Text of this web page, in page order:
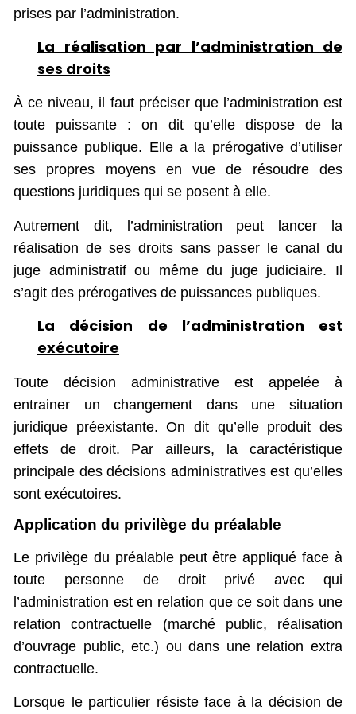
prises par l’administration.
La réalisation par l’administration de
ses droits
À ce niveau, il faut préciser que l’administration est
toute puissante : on dit qu’elle dispose de la
puissance publique. Elle a la prérogative d’utiliser
ses propres moyens en vue de résoudre des
questions juridiques qui se posent à elle.
Autrement dit, l’administration peut lancer la
réalisation de ses droits sans passer le canal du
juge administratif ou même du juge judiciaire. Il
s’agit des prérogatives de puissances publiques.
La décision de l’administration est
exécutoire
Toute décision administrative est appelée à
entrainer un changement dans une situation
juridique préexistante. On dit qu’elle produit des
effets de droit. Par ailleurs, la caractéristique
principale des décisions administratives est qu’elles
sont exécutoires.
Application du privilège du préalable
Le privilège du préalable peut être appliqué face à
toute personne de droit privé avec qui
l’administration est en relation que ce soit dans une
relation contractuelle (marché public, réalisation
d’ouvrage public, etc.) ou dans une relation extra
contractuelle.
Lorsque le particulier résiste face à la décision de